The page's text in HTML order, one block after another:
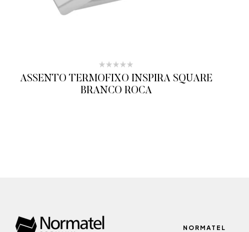
ASSENTO TERMOFIXO INSPIRA SQUARE
BRANCO ROCA
NORMATEL